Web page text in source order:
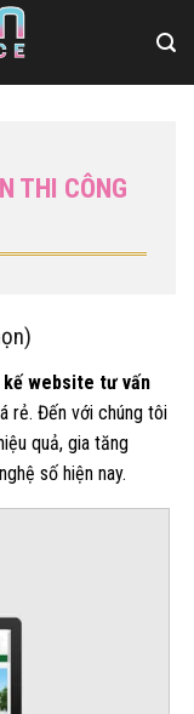
THI CÔNG
website tư vấn
rẻ. Đến với chúng tôi
quả, gia tăng
số hiện nay.